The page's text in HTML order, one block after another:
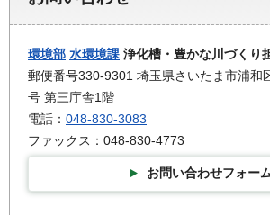
環境部 水環境課 浄化槽・豊かな川づくり
郵便番号330-9301 埼玉県さいたま市浦和
号 第三庁舎1階
電話： 048-830-3083
ファックス：048-830-4773
お問い合わせフォー